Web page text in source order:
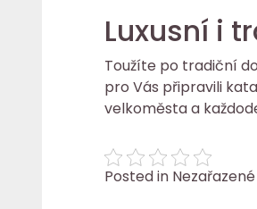
Luxusní i
Toužíte po tradiční
pro Vás připravili
velkoměsta a
Posted in Nezařazené